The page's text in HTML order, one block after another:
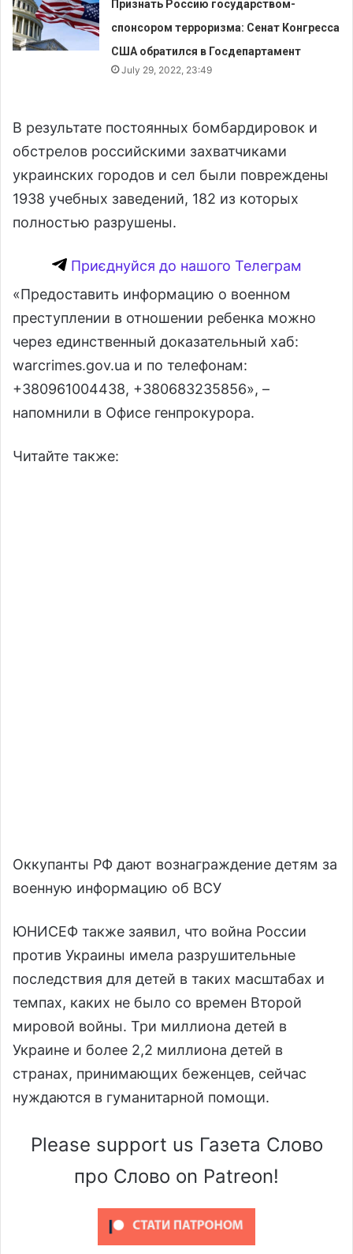
Признать Россию государством-
спонсором терроризма: Сенат Конгресса
США обратился в Госдепартамент
July 29, 2022, 23:49
В результате постоянных бомбардировок и
обстрелов российскими захватчиками
украинских городов и сел были повреждены
1938 учебных заведений, 182 из которых
полностью разрушены.
Приєднуйся до нашого Телеграм
«Предоставить информацию о военном
преступлении в отношении ребенка можно
через единственный доказательный хаб:
warcrimes.gov.ua и по телефонам:
+380961004438, +380683235856», –
напомнили в Офисе генпрокурора.
Читайте также:
Оккупанты РФ дают вознаграждение детям за
военную информацию об ВСУ
ЮНИСЕФ также заявил, что война России
против Украины имела разрушительные
последствия для детей в таких масштабах и
темпах, каких не было со времен Второй
мировой войны. Три миллиона детей в
Украине и более 2,2 миллиона детей в
странах, принимающих беженцев, сейчас
нуждаются в гуманитарной помощи.
Please support us Газета Слово
про Слово on Patreon!